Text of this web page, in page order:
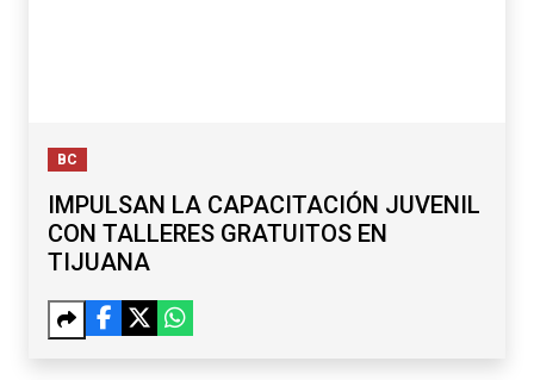
BC
IMPULSAN LA CAPACITACIÓN JUVENIL
CON TALLERES GRATUITOS EN
TIJUANA